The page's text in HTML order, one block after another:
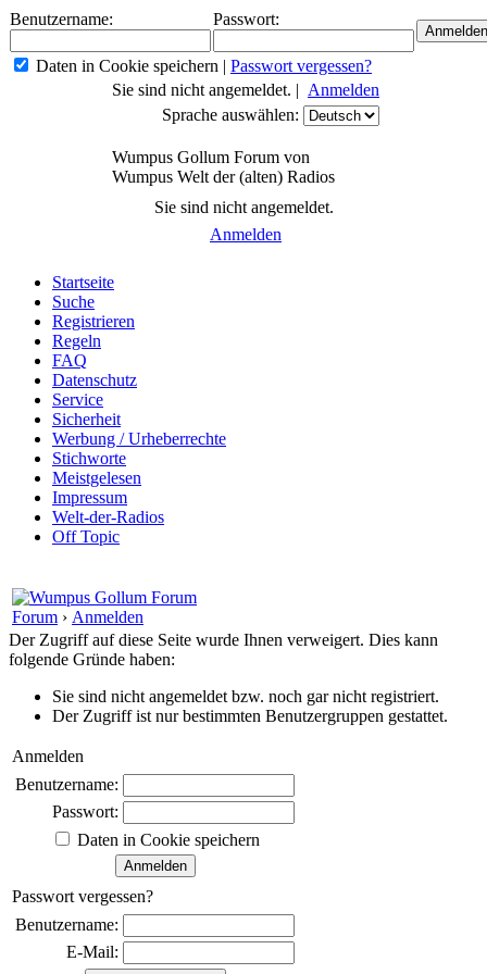
Benutzername: Passwort:
Daten in Cookie speichern | Passwort vergessen?
Sie sind nicht angemeldet. | Anmelden
Sprache auswählen:
Wumpus Gollum Forum von
Wumpus Welt der (alten) Radios
Sie sind nicht angemeldet.
Anmelden
Startseite
Suche
Registrieren
Regeln
FAQ
Datenschutz
Service
Sicherheit
Werbung / Urheberrechte
Stichworte
Meistgelesen
Impressum
Welt-der-Radios
Off Topic
Forum › Anmelden
Der Zugriff auf diese Seite wurde Ihnen verweigert. Dies kann
folgende Gründe haben:
Sie sind nicht angemeldet bzw. noch gar nicht registriert.
Der Zugriff ist nur bestimmten Benutzergruppen gestattet.
Anmelden
Benutzername:
Passwort:
Daten in Cookie speichern
Passwort vergessen?
Benutzername:
E-Mail: